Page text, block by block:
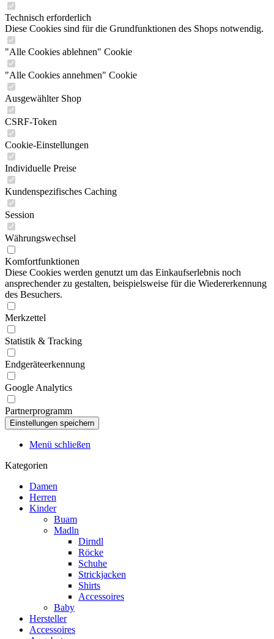
Technisch erforderlich
Diese Cookies sind für die Grundfunktionen des Shops notwendig.
"Alle Cookies ablehnen" Cookie
"Alle Cookies annehmen" Cookie
Ausgewählter Shop
CSRF-Token
Cookie-Einstellungen
Individuelle Preise
Kundenspezifisches Caching
Session
Währungswechsel
Komfortfunktionen
Diese Cookies werden genutzt um das Einkaufserlebnis noch
ansprechender zu gestalten, beispielsweise für die Wiedererkennung
des Besuchers.
Merkzettel
Statistik & Tracking
Endgeräteerkennung
Google Analytics
Partnerprogramm
Menü schließen
Kategorien
Damen
Herren
Kinder
Buam
Madln
Dirndl
Röcke
Schuhe
Strickjacken
Shirts
Accessoires
Baby
Hersteller
Accessoires